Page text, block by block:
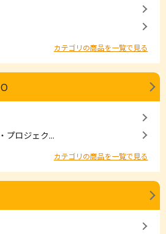
カテゴリの商品を一覧で見る
プロジェク...
カテゴリの商品を一覧で見る